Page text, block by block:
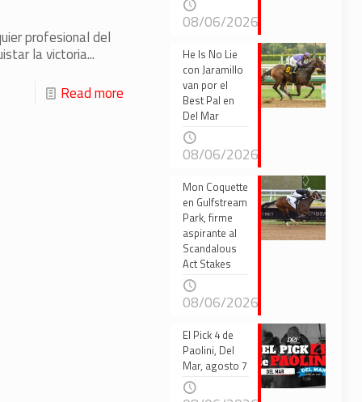
profesional del
la victoria...
Read more
08/06/2026
He Is No Lie
con Jaramillo
van por el
Best Pal en
Del Mar
08/06/2026
Mon Coquette
en Gulfstream
Park, firme
aspirante al
Scandalous
Act Stakes
08/06/2026
El Pick 4 de
Paolini, Del
Mar, agosto 7